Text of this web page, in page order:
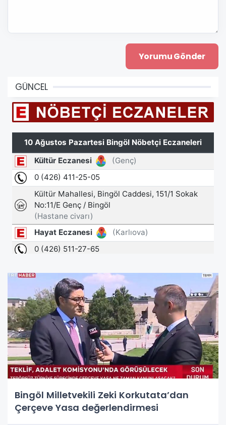
GÜNCEL
Bingöl Milletvekili Zeki Korkutata’dan
Çerçeve Yasa değerlendirmesi